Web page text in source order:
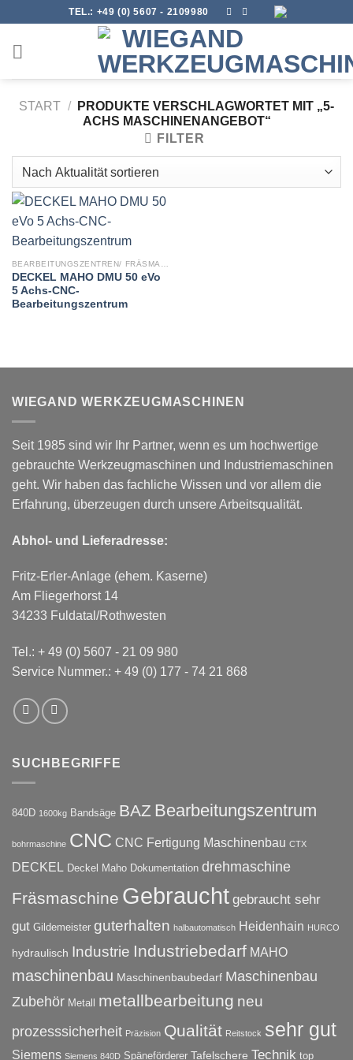
content
TEL.: +49 (0) 5607 - 2109980
START /
PRODUKTE VERSCHLAGWORTET MIT „5-
ACHS MASCHINENANGEBOT“
FILTER
DECKEL MAHO DMU 50 eVo
5 Achs-CNC-
Bearbeitungszentrum
WIEGAND WERKZEUGMASCHINEN
Seit 1985 sind wir Ihr Partner, wenn es um hochwertige
gebrauchte Werkzeugmaschinen und Industriemaschinen
geht. Wir haben das fachliche Wissen und vor allem die
Erfahrung, überzeugen durch unsere Arbeitsqualität.
Abhol- und Lieferadresse:
Fritz-Erler-Anlage (ehem. Kaserne)
Am Fliegerhorst 14
34233 Fuldatal/Rothwesten
Tel.: + 49 (0) 5607 - 21 09 980
Service Nummer.: + 49 (0) 177 - 74 21 868
SUCHBEGRIFFE
840D 1600kg Bandsäge BAZ Bearbeitungszentrum
bohrmaschine CNC CNC Fertigung Maschinenbau CTX
DECKEL Deckel Maho Dokumentation drehmaschine
Fräsmaschine Gebraucht gebraucht sehr
gut Gildemeister guterhalten halbautomatisch Heidenhain HURCO
hydraulisch Industrie Industriebedarf MAHO
maschinenbau Maschinenbaubedarf Maschinenbau
Zubehör Metall metallbearbeitung neu
prozesssicherheit Präzision Qualität Reitstock sehr gut
Siemens Siemens 840D Späneförderer Tafelschere Technik top